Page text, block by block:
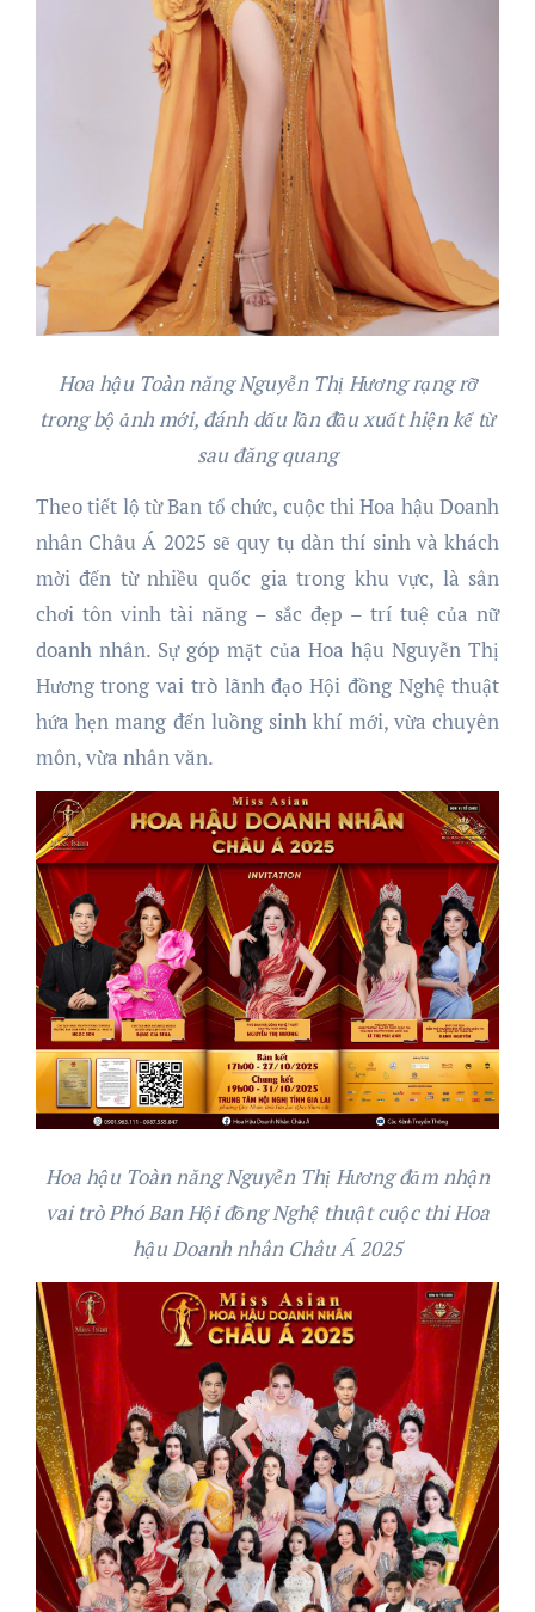
Hoa hậu Toàn năng Nguyễn Thị Hương rạng rỡ
trong bộ ảnh mới, đánh dấu lần đầu xuất hiện kể từ
sau đăng quang
Theo tiết lộ từ Ban tổ chức, cuộc thi Hoa hậu Doanh
nhân Châu Á 2025 sẽ quy tụ dàn thí sinh và khách
mời đến từ nhiều quốc gia trong khu vực, là sân
chơi tôn vinh tài năng – sắc đẹp – trí tuệ của nữ
doanh nhân. Sự góp mặt của Hoa hậu Nguyễn Thị
Hương trong vai trò lãnh đạo Hội đồng Nghệ thuật
hứa hẹn mang đến luồng sinh khí mới, vừa chuyên
môn, vừa nhân văn.
Hoa hậu Toàn năng Nguyễn Thị Hương đảm nhận
vai trò Phó Ban Hội đồng Nghệ thuật cuộc thi Hoa
hậu Doanh nhân Châu Á 2025